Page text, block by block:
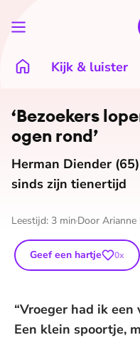
Kijk & luister
‘Bezoekers
ogen rond’
Herman Diender
sinds zijn tienertijd
Leestijd: 3 min Door Arianne
Geef een hartje 0x
“Vroeger had ik
Een klein spoortje,